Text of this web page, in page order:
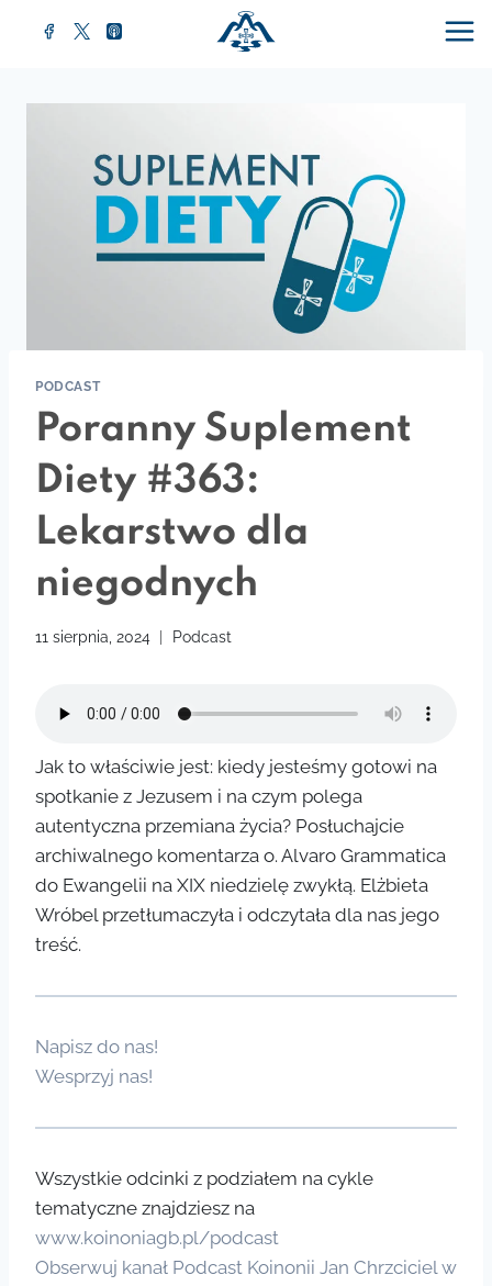
PODCAST
Poranny Suplement
Diety #363:
Lekarstwo dla
niegodnych
11 sierpnia, 2024 Podcast
Jak to właściwie jest: kiedy jesteśmy gotowi na
spotkanie z Jezusem i na czym polega
autentyczna przemiana życia? Posłuchajcie
archiwalnego komentarza o. Alvaro Grammatica
do Ewangelii na XIX niedzielę zwykłą. Elżbieta
Wróbel przetłumaczyła i odczytała dla nas jego
treść.
Napisz do nas!
Wesprzyj nas!
Wszystkie odcinki z podziałem na cykle
tematyczne znajdziesz na
www.koinoniagb.pl/podcast
Obserwuj kanał Podcast Koinonii Jan Chrzciciel w